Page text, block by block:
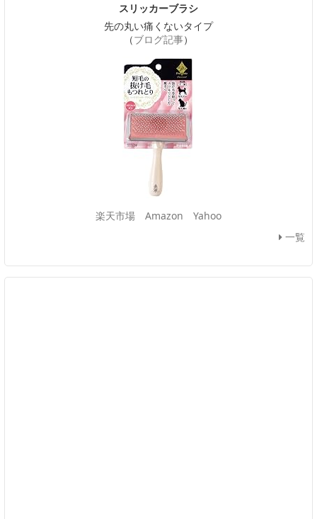
スリッカーブラシ
先の丸い痛くないタイプ
（ブログ記事）
楽天市場 Amazon
Yahoo
一覧